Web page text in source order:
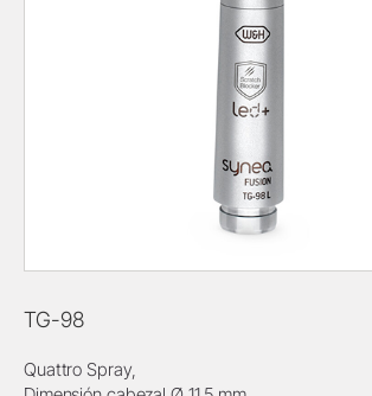
TG-98
Quattro Spray,